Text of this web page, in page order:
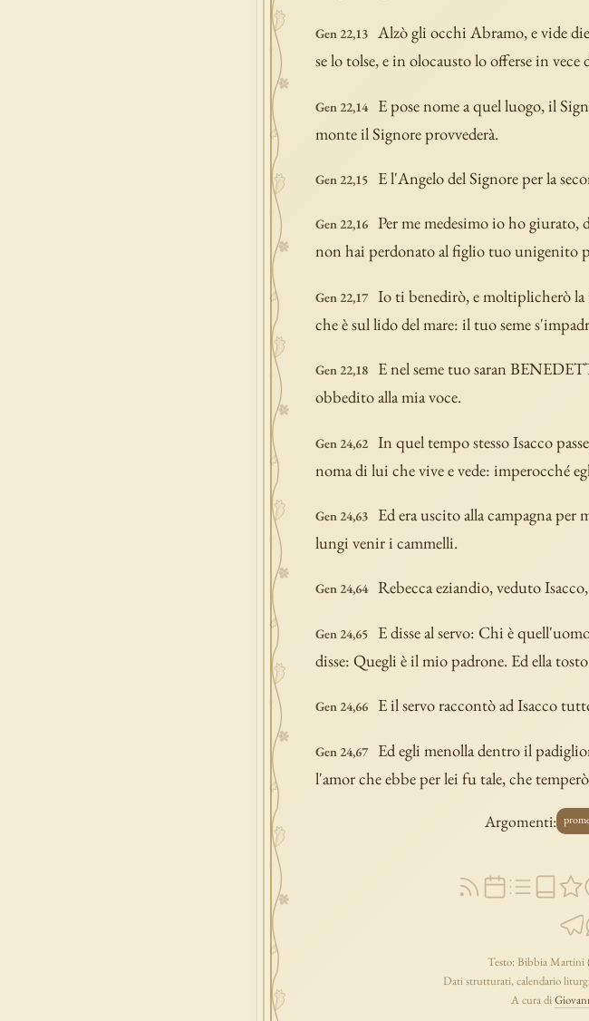
Gen 22,13 Alzò gli occhi Abramo, e vide
se lo tolse, e in olocausto lo offerse in vece
Gen 22,14
E pose nome a quel luogo, il
monte il Signore provvederà.
Gen 22,15 E l'Angelo del Signore per la
Gen 22,16 Per me medesimo io ho giurato,
non hai perdonato al figlio tuo unigenito
Gen 22,17 Io ti benedirò, e moltiplicherò la
che è sul lido del mare: il tuo seme
Gen 22,18
E nel seme tuo saran
obbedito alla mia voce.
Gen 24,62 In quel tempo stesso Isacco
noma di lui che vive e vede: imperocché
Gen 24,63
Ed era uscito alla campagna per
lungi venir i cammelli.
Gen 24,64 Rebecca eziandio, veduto
Gen 24,65
E disse al servo: Chi è
disse: Quegli è il mio padrone. Ed ella
Gen 24,66 E il servo raccontò ad Isacco
Gen 24,67
Ed egli menolla dentro il
l'amor che ebbe per lei fu tale, che
Argomenti:
Testo: Bibbia Martini
Dati strutturati, calendario
A cura di